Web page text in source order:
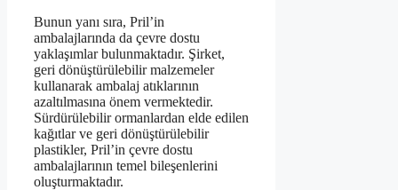
Bunun yanı sıra, Pril’in
ambalajlarında da çevre dostu
yaklaşımlar bulunmaktadır. Şirket,
geri dönüştürülebilir malzemeler
kullanarak ambalaj atıklarının
azaltılmasına önem vermektedir.
Sürdürülebilir ormanlardan elde edilen
kağıtlar ve geri dönüştürülebilir
plastikler, Pril’in çevre dostu
ambalajlarının temel bileşenlerini
oluşturmaktadır.